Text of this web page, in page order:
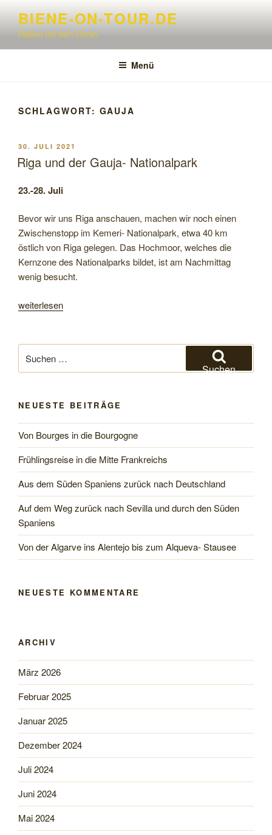
springen
BIENE-ON-TOUR.DE
Reisen mit dem Oman
Menü
SCHLAGWORT: GAUJA
VERÖFFENTLICHT
AM
30. JULI 2021
Riga und der Gauja- Nationalpark
23.-28. Juli
Bevor wir uns Riga anschauen, machen wir noch einen
Zwischenstopp im Kemeri- Nationalpark, etwa 40 km
östlich von Riga gelegen. Das Hochmoor, welches die
Kernzone des Nationalparks bildet, ist am Nachmittag
wenig besucht.
„Riga
Gauja-
Nationalpark“
weiterlesen
nach:
Suchen
NEUESTE BEITRÄGE
Von Bourges in die Bourgogne
Frühlingsreise in die Mitte Frankreichs
Aus dem Süden Spaniens zurück nach Deutschland
Auf dem Weg zurück nach Sevilla und durch den Süden
Spaniens
Von der Algarve ins Alentejo bis zum Alqueva- Stausee
NEUESTE KOMMENTARE
ARCHIV
März 2026
Februar 2025
Januar 2025
Dezember 2024
Juli 2024
Juni 2024
Mai 2024